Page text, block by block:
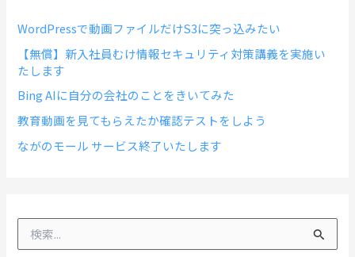
WordPressで動画ファイルだけS3に突っ込みたい
【無償】新入社員むけ情報セキュリティ対策講義を実施い
たします
Bing AIに自分の会社のことをきいてみた
教育動画を見てもらえたか確認テストをしよう
ながのモール サービス終了いたします
検